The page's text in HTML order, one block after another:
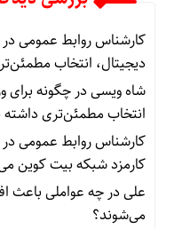
کارشناس روابط عمومیدر
دیجیتال، انتخاب
شاه ویسیدرچگونه برای
انتخاب مطمئن‌تری داشته
کارشناس روابط عمومیدر
کارمزد شبکه بیت کوین
علیدرچه عواملی باعث
می‌شوند؟